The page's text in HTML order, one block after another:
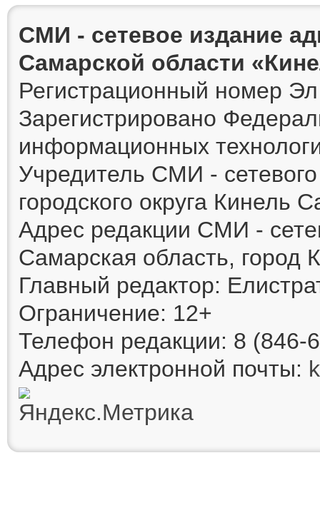
СМИ - сетевое издание
Самарской области
Регистрационный номер
Зарегистрировано
информационных
Учредитель СМИ -
городского округа Кинель
Адрес редакции СМИ -
Самарская область, город
Главный редактор:
Ограничение: 12+
Телефон редакции: 8 (846-
Адрес электронной почты: